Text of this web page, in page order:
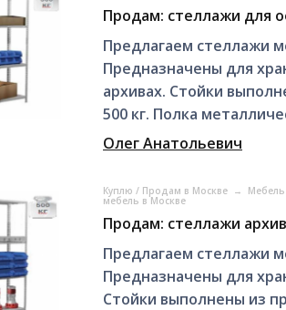
Продам: стеллажи для
Предлагаем стеллажи
Предназначены для
архивах. Стойки
500 кг. Полка
Олег Анатольевич
Куплю / Продам в Москве →
мебель в Москве
Продам: стеллажи
Предлагаем стеллажи
Предназначены для
Стойки выполнены из